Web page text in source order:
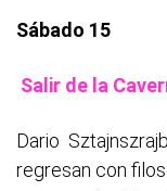
Sábado 15
Salir de la
Dario
regresan con